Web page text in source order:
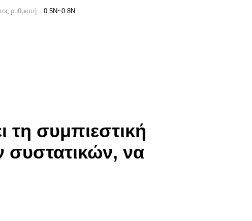
ρυθμιστή
0.5N~0.8N
τη συμπιεστική
συστατικών, να